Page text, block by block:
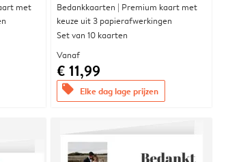
met
Bedankkaarten | Premium kaart met
keuze uit 3 papierafwerkingen
Set van 10 kaarten
Vanaf
€ 11,99
offers Elke dag lage prijzen